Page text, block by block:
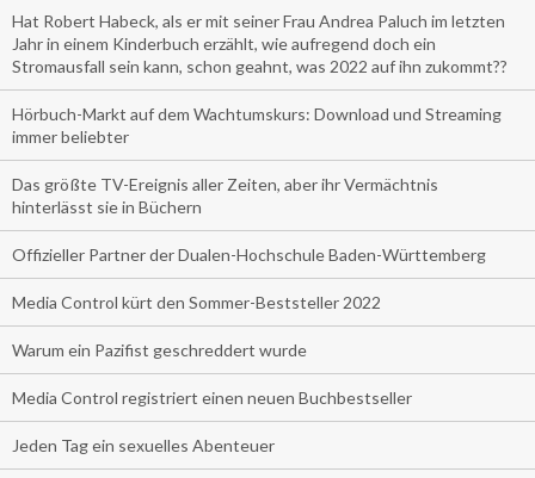
Hat Robert Habeck, als er mit seiner Frau Andrea Paluch im letzten
Jahr in einem Kinderbuch erzählt, wie aufregend doch ein
Stromausfall sein kann, schon geahnt, was 2022 auf ihn zukommt??
Hörbuch-Markt auf dem Wachtumskurs: Download und Streaming
immer beliebter
Das größte TV-Ereignis aller Zeiten, aber ihr Vermächtnis
hinterlässt sie in Büchern
Offizieller Partner der Dualen-Hochschule Baden-Württemberg
Media Control kürt den Sommer-Beststeller 2022
Warum ein Pazifist geschreddert wurde
Media Control registriert einen neuen Buchbestseller
Jeden Tag ein sexuelles Abenteuer